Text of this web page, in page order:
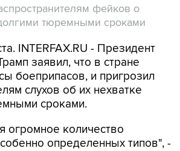
фейков о
тюремными сроками
INTERFAX.RU - Президент
заявил, что в стране
боеприпасов, и пригрозил
слухов об их нехватке
сроками.
количество
определенных типов", -